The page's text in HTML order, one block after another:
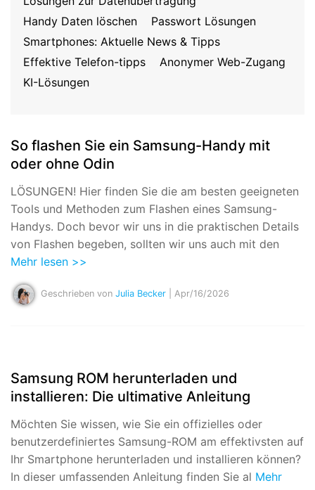
Suchen
Handy Daten löschen
Passwort Lösungen
Smartphones: Aktuelle News & Tipps
Effektive Telefon-tipps
Anonymer Web-Zugang
KI-Lösungen
So flashen Sie ein Samsung-Handy mit
oder ohne Odin
LÖSUNGEN! Hier finden Sie die am besten geeigneten
Tools und Methoden zum Flashen eines Samsung-
Handys. Doch bevor wir uns in die praktischen Details
von Flashen begeben, sollten wir uns auch mit den
Mehr lesen >>
Geschrieben von Julia Becker | Apr/16/2026
Samsung ROM herunterladen und
installieren: Die ultimative Anleitung
Möchten Sie wissen, wie Sie ein offizielles oder
benutzerdefiniertes Samsung-ROM am effektivsten auf
Ihr Smartphone herunterladen und installieren können?
In dieser umfassenden Anleitung finden Sie al Mehr